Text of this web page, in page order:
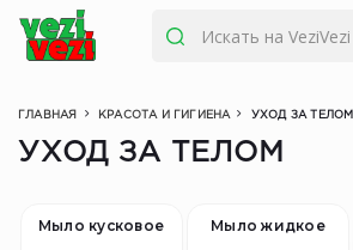
ГЛАВНАЯ КРАСОТА И ГИГИЕНА УХОД ЗА ТЕЛОМ
УХОД ЗА ТЕЛОМ
Мыло кусковое Мыло жидкое